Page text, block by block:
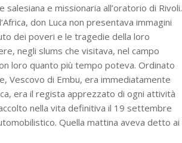
e missionaria all’oratorio di Rivoli.
don Luca non presentava immagini
dei poveri e le tragedie della loro
negli slums che visitava, nel campo
loro quanto più tempo poteva. Ordinato
Vescovo di Embu, era immediatamente
era il regista apprezzato di ogni attività
nella vita definitiva il 19 settembre
Quella mattina aveva detto ai